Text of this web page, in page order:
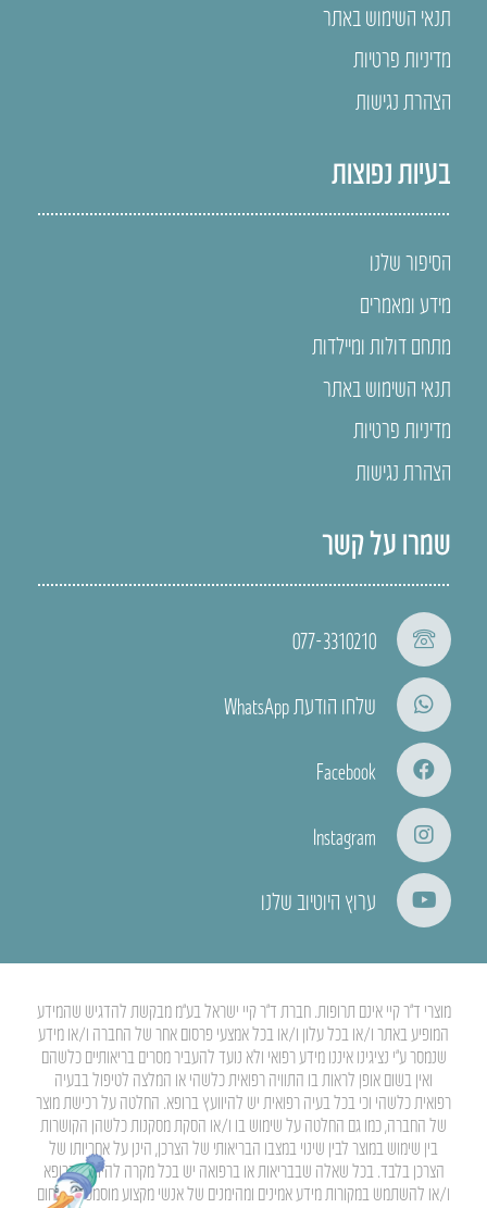
תנאי השימוש באתר
מדיניות פרטיות
הצהרת נגישות
בעיות נפוצות
הסיפור שלנו
מידע ומאמרים
מתחם דולות ומיילדות
תנאי השימוש באתר
מדיניות פרטיות
הצהרת נגישות
שמרו על קשר
077-3310210
שלחו הודעת WhatsApp
Facebook
Instagram
ערוץ היוטיוב שלנו
מוצרי ד”ר קיי אינם תרופות. חברת ד”ר קיי ישראל בע”מ מבקשת להדגיש שהמידע
המופיע באתר ו/או בכל עלון ו/או בכל אמצעי פרסום אחר של החברה ו/או מידע
שנמסר ע”י נציגינו איננו מידע רפואי ולא נועד להעביר מסרים בריאותיים כלשהם
ואין בשום אופן לראות בו התוויה רפואית כלשהי או המלצה לטיפול בבעיה
רפואית כלשהי וכי בכל בעיה רפואית יש להיוועץ ברופא. החלטה על רכישת מוצר
של החברה, כמו גם החלטה על שימוש בו ו/או הסקת מסקנות כלשהן הקושרות
בין שימוש במוצר לבין שינוי במצבו הבריאותי של הצרכן, הינן על אחריותו של
הצרכן בלבד. בכל שאלה שבבריאות או ברפואה יש בכל מקרה להיוועץ ברופא
ו/או להשתמש במקורות מידע אמינים ומהימנים של אנשי מקצוע מוסמכים בתחום